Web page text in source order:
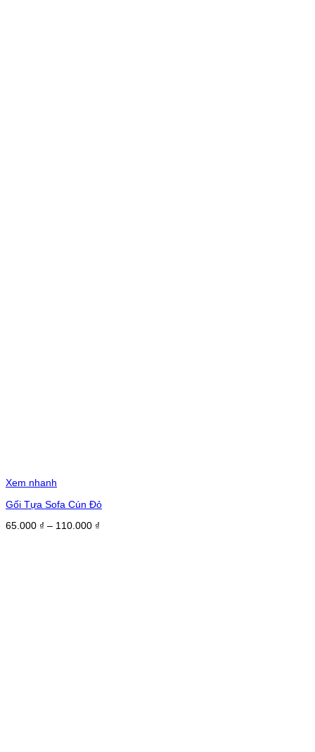
Xem nhanh
Gối Tựa Sofa Cún Đỏ
65.000 ₫ – 110.000 ₫